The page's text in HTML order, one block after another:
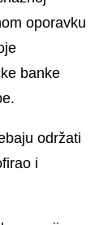
oporavku
banke
održati
i